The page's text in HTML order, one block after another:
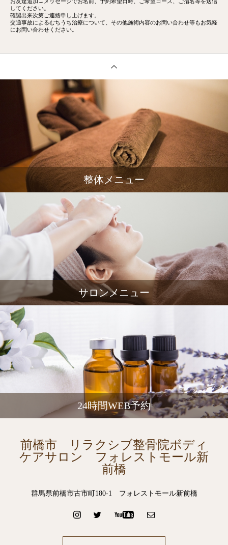
お友達追加→メッセージでお名前、予約希望日時、ご希望コース、
ご指名等を送信
してください。
確認出来次第ご連絡申し上げます。
交通事故によるむちうち治療について、その他施術内容のお問い合わせ等もお気軽
にお問い合わせください。
整体メニュー
サロンメニュー
24時間WEB予約
前橋市 リラクシブ整骨院ボディ
ケアサロン フォレストモール新
前橋
群馬県前橋市古市町180-1 フォレストモール新前橋